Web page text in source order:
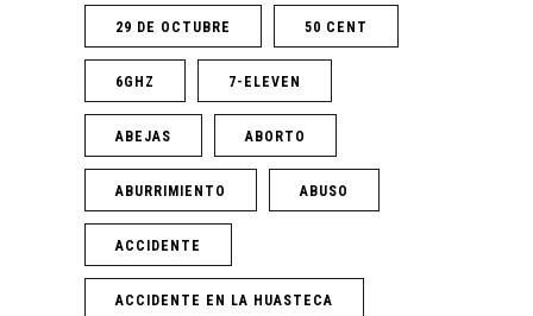
29 DE OCTUBRE 50 CENT
6GHZ 7-ELEVEN
ABEJAS ABORTO
ABURRIMIENTO ABUSO
ACCIDENTE
ACCIDENTE EN LA HUASTECA